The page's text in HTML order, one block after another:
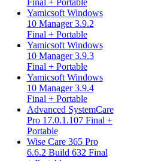
Yamicsoft Windows
10 Manager 3.9.2
Final + Portable
Yamicsoft Windows
10 Manager 3.9.3
Final + Portable
Yamicsoft Windows
10 Manager 3.9.4
Final + Portable
Advanced SystemCare
Pro 17.0.1.107 Final +
Portable
Wise Care 365 Pro
6.6.2 Build 632 Final